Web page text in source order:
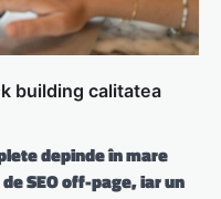
building calitatea
depinde în mare
SEO off-page, iar un